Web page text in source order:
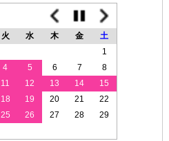
火 水 木 金
土
1
4 5 6 7
8
11 12 13 14
15
18 19 20 21
22
25 26 27 28
29